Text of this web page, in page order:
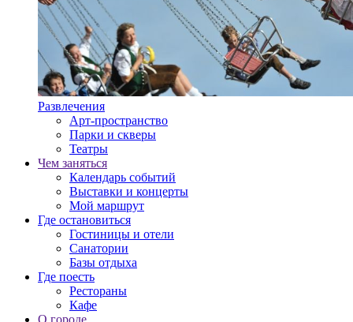
Развлечения
Арт-пространство
Парки и скверы
Театры
Чем заняться
Календарь событий
Выставки и концерты
Мой маршрут
Где остановиться
Гостиницы и отели
Санатории
Базы отдыха
Где поесть
Рестораны
Кафе
О городе